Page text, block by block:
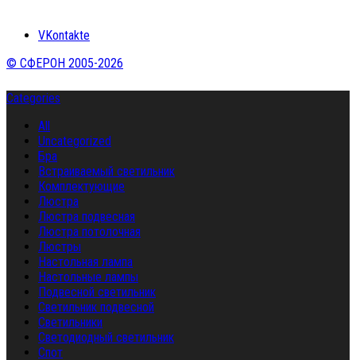
VKontakte
© СФЕРОН 2005-2026
Categories
All
Uncategorized
Бра
Встраиваемый светильник
Комплектующие
Люстра
Люстра подвесная
Люстра потолочная
Люстры
Настольная лампа
Настольные лампы
Подвесной светильник
Светильник подвесной
Светильники
Светодиодный светильник
Спот